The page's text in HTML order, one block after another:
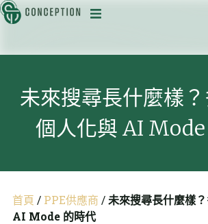
未來搜尋長什麼樣？
個人化與 AI
首頁 / PPE供應商 / 未來搜尋長什麼樣
AI Mode 的時代